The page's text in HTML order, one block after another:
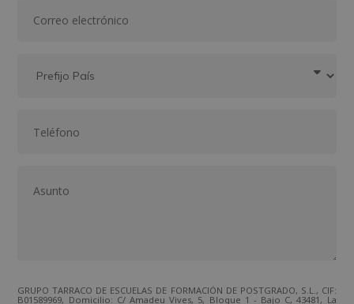
GRUPO TARRACO DE ESCUELAS DE FORMACIÓN DE POSTGRADO, S.L., CIF:
B01589969, Domicilio: C/ Amadeu Vives, 5, Bloque 1 - Bajo C, 43481, La